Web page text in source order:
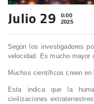
Julio 29
0:00
2025
Según los investigadores
velocidad. Es mucho mayor
Muchos científicos creen en
Esta indica que la
civilizaciones